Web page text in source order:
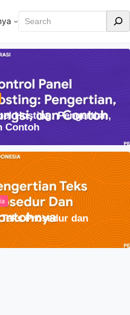
Cari
Hosting: Pengertian,
Contoh
Prosedur dan